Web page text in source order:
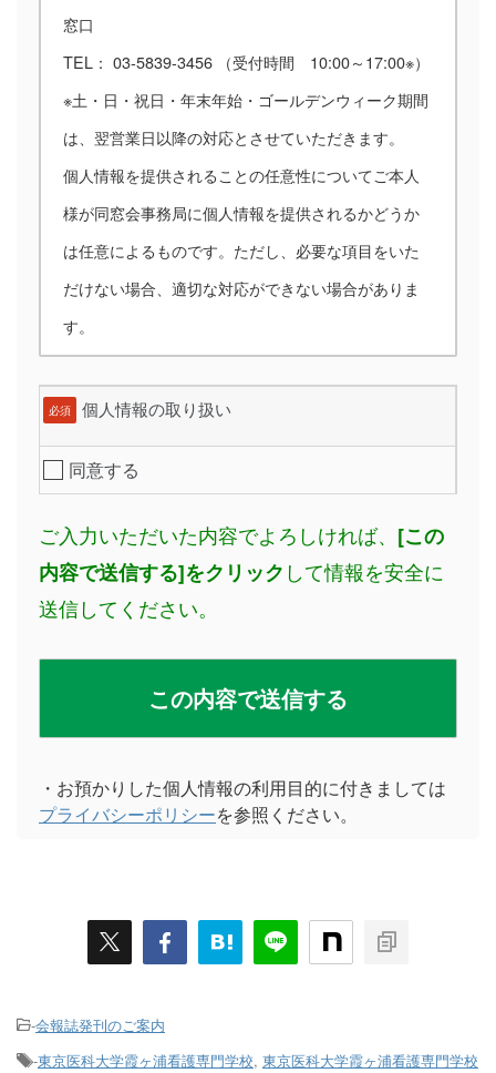
窓口
TEL： 03-5839-3456 （受付時間 10:00～17:00※）
※土・日・祝日・年末年始・ゴールデンウィーク期間
は、翌営業日以降の対応とさせていただきます。
個人情報を提供されることの任意性についてご本人
様が同窓会事務局に個人情報を提供されるかどうか
は任意によるものです。ただし、必要な項目をいた
だけない場合、適切な対応ができない場合がありま
す。
必須 個人情報の取り扱い
同意する
ご入力いただいた内容でよろしければ、 [この
内容で送信する]をクリック して情報を安全に
送信してください。
・お預かりした個人情報の利用目的に付きましては
プライバシーポリシーを参照ください。
-会報誌発刊のご案内
-東京医科大学霞ヶ浦看護専門学校, 東京医科大学霞ヶ浦看護専門学校